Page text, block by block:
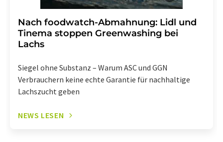
Nach foodwatch-Abmahnung: Lidl und
Tinema stoppen Greenwashing bei
Lachs
Siegel ohne Substanz – Warum ASC und GGN
Verbrauchern keine echte Garantie für nachhaltige
Lachszucht geben
NEWS LESEN